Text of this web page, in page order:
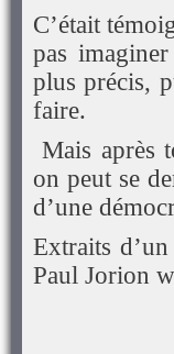
C’était
pas
plus précis,
faire.
Mais après
on peut se
d’une
Extraits
Paul Jorion